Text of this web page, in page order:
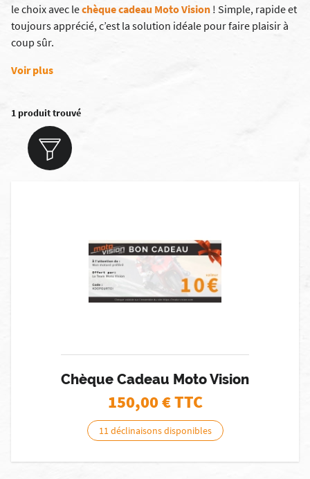
le choix avec lechèque cadeau Moto Vision ! Simple, rapide et
toujours apprécié, c’est la solution idéale pour faire plaisir à
coup sûr.
Voir plus
1 produit trouvé
Chèque Cadeau Moto Vision
150,00€ TTC
11 déclinaisons disponibles